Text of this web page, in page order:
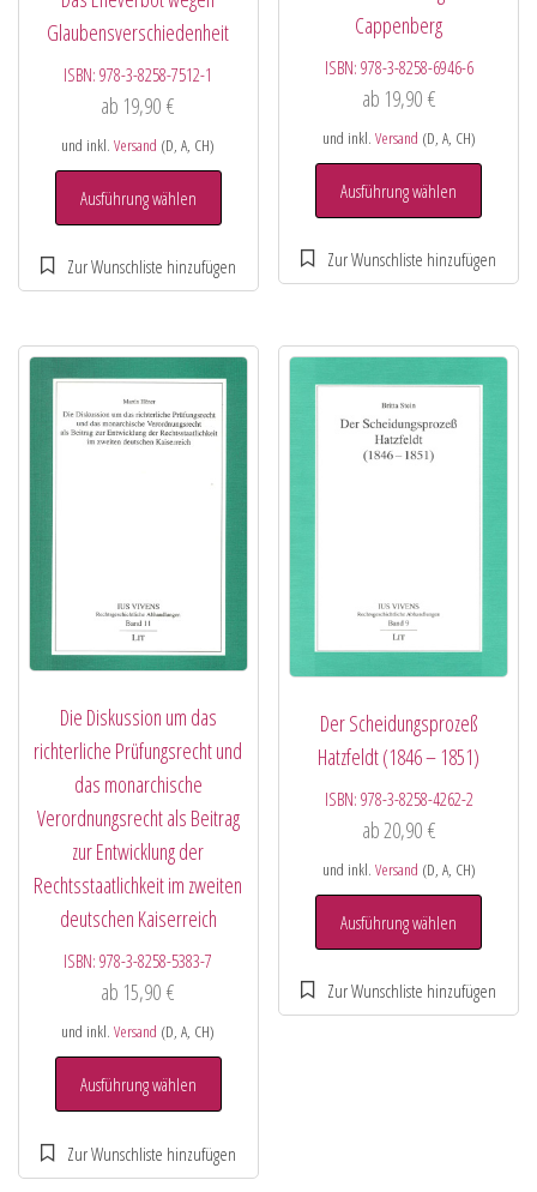
Glaubensverschiedenheit
ISBN:978-3-8258-7512-1
ab 19,90€
und inkl.Versand (D, A, CH)
Ausführung wählen
Cappenberg
ISBN: 978-3-8258-6946-6
ab 19,90 €
und inkl. Versand (D, A, CH)
Ausführung wählen
Die Diskussion um das
richterliche Prüfungsrecht und
das monarchische
Verordnungsrecht als Beitrag
zur Entwicklung der
Rechtsstaatlichkeit im zweiten
deutschen Kaiserreich
ISBN:978-3-8258-5383-7
ab 15,90€
und inkl.Versand (D, A, CH)
Ausführung wählen
Der Scheidungsprozeß
Hatzfeldt (1846 – 1851)
ISBN: 978-3-8258-4262-2
ab 20,90 €
und inkl. Versand (D, A, CH)
Ausführung wählen